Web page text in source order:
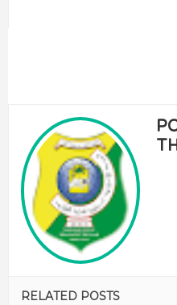
RELATED POSTS